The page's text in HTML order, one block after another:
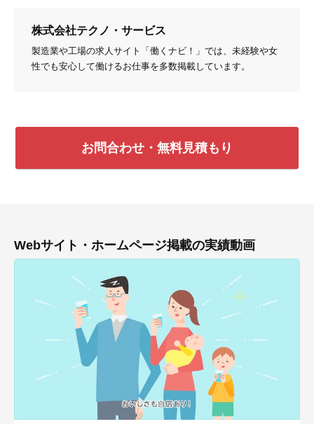
株式会社テクノ・サービス
製造業や工場の求人サイト「働くナビ！」では、未経験や女
性でも安心して働けるお仕事を多数掲載しています。
お問合わせ・無料見積もり
Webサイト・ホームページ掲載の実績動画